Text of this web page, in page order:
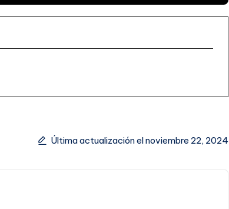
Última actualización el noviembre 22, 2024